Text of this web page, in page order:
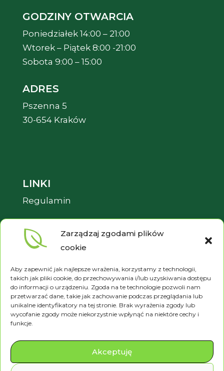
Zarządzaj zgodami plików
cookie
Aby zapewnić jak najlepsze wrażenia, korzystamy z technologii,
takich jak pliki cookie, do przechowywania i/lub uzyskiwania dostępu
do informacji o urządzeniu. Zgoda na te technologie pozwoli nam
przetwarzać dane, takie jak zachowanie podczas przeglądania lub
unikalne identyfikatory na tej stronie. Brak wyrażenia zgody lub
wycofanie zgody może niekorzystnie wpłynąć na niektóre cechy i
funkcje.
Akceptuję
GODZINY OTWARCIA
Poniedziałek 14:00 – 21:00
Wtorek – Piątek 8:00 -21:00
Sobota 9:00 – 15:00
ADRES
Pszenna 5
30-654 Kraków
LINKI
Regulamin
Polityka prywatności